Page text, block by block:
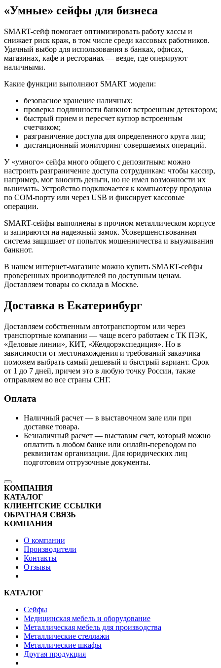
«Умные» сейфы для бизнеса
SMART-сейф помогает оптимизировать работу кассы и
снижает риск краж, в том числе среди кассовых работников.
Удачный выбор для использования в банках, офисах,
магазинах, кафе и ресторанах — везде, где оперируют
наличными.
Какие функции выполняют SMART модели:
безопасное хранение наличных;
проверка подлинности банкнот встроенным детектором;
быстрый прием и пересчет купюр встроенным
счетчиком;
разграничение доступа для определенного круга лиц;
дистанционный мониторинг совершаемых операций.
У «умного» сейфа много общего с депозитным: можно
настроить разграничение доступа сотрудникам: чтобы кассир,
например, мог вносить деньги, но не имел возможности их
вынимать. Устройство подключается к компьютеру продавца
по COM-порту или через USB и фиксирует кассовые
операции.
SMART-сейфы выполнены в прочном металлическом корпусе
и запираются на надежный замок. Усовершенствованная
система защищает от попыток мошенничества и выуживания
банкнот.
В нашем интернет-магазине можно купить SMART-сейфы
проверенных производителей по доступным ценам.
Доставляем товары со склада в Москве.
Доставка в Екатеринбург
Доставляем собственным автотранспортом или через
транспортные компании — чаще всего работаем с ТК ПЭК,
«Деловые линии», КИТ, «Желдорэкспедиция». Но в
зависимости от местонахождения и требований заказчика
поможем выбрать самый дешевый и быстрый вариант. Срок
от 1 до 7 дней, причем это в любую точку России, также
отправляем во все страны СНГ.
Оплата
Наличный расчет — в выставочном зале или при
доставке товара.
Безналичный расчет — выставим счет, который можно
оплатить в любом банке или онлайн-переводом по
реквизитам организации. Для юридических лиц
подготовим отгрузочные документы.
КОМПАНИЯ
КАТАЛОГ
КЛИЕНТСКИЕ ССЫЛКИ
ОБРАТНАЯ СВЯЗЬ
КОМПАНИЯ
О компании
Производители
Контакты
Отзывы
КАТАЛОГ
Сейфы
Медицинская мебель и оборудование
Металлическая мебель для производства
Металлические стеллажи
Металлические шкафы
Другая продукция